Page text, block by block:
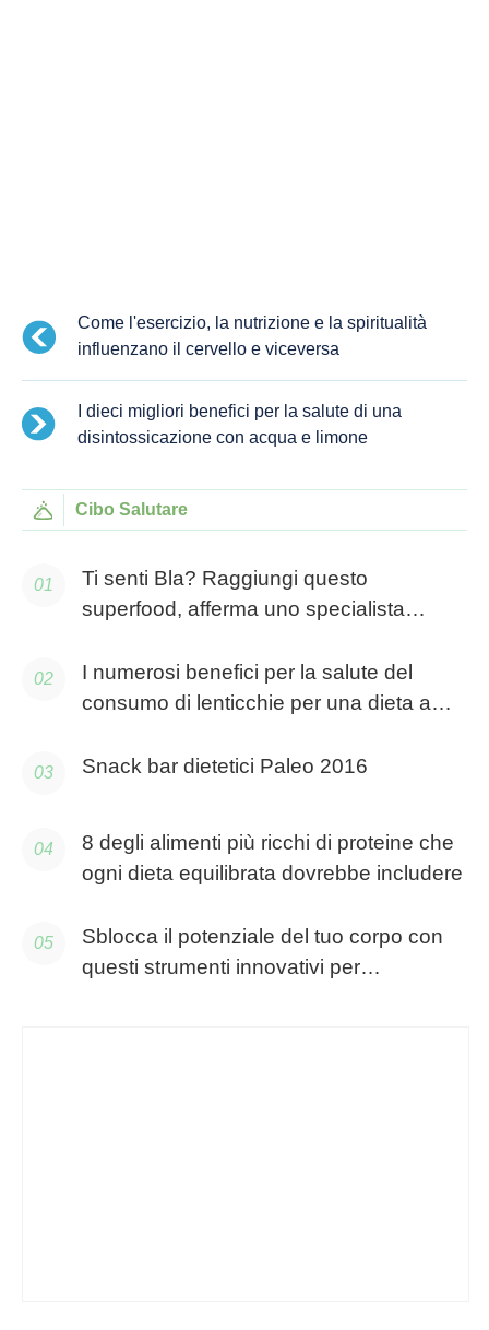
Come l'esercizio, la nutrizione e la spiritualità
influenzano il cervello e viceversa
I dieci migliori benefici per la salute di una
disintossicazione con acqua e limone
Cibo Salutare
Ti senti Bla? Raggiungi questo
superfood, afferma uno specialista
I numerosi benefici per la salute del
consumo di lenticchie per una dieta a
Snack bar dietetici Paleo 2016
8 degli alimenti più ricchi di proteine ​​che
ogni dieta equilibrata dovrebbe includere
Sblocca il potenziale del tuo corpo con
questi strumenti innovativi per